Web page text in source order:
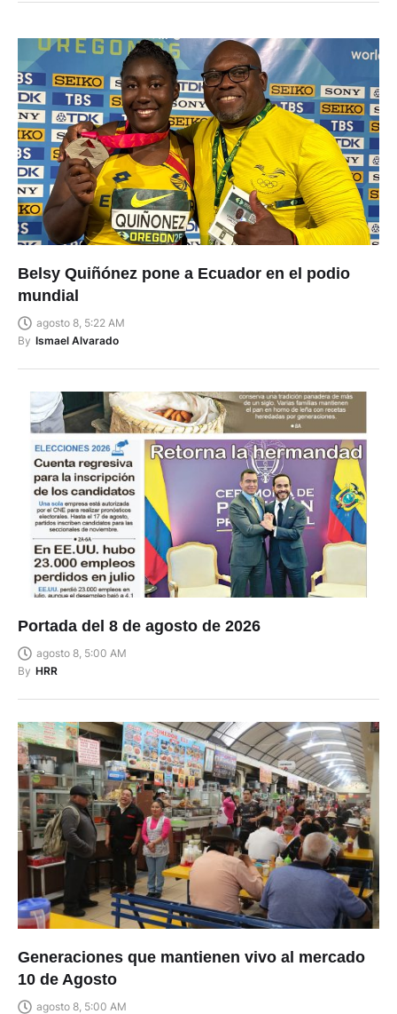
Belsy Quiñónez pone a Ecuador en el podio
mundial
agosto 8, 5:22 AM
By Ismael Alvarado
Portada del 8 de agosto de 2026
agosto 8, 5:00 AM
By HRR
Generaciones que mantienen vivo al mercado
10 de Agosto
agosto 8, 5:00 AM